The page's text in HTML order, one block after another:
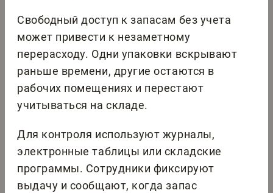
Свободный доступ к запасам без учета
может привести к незаметному
перерасходу. Одни упаковки вскрывают
раньше времени, другие остаются в
рабочих помещениях и перестают
учитываться на складе.
Для контроля используют журналы,
электронные таблицы или складские
программы. Сотрудники фиксируют
выдачу и сообщают, когда запас